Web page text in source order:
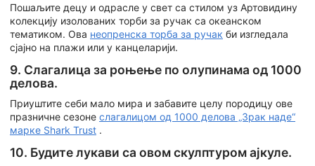
Пошаљите децу и одрасле у свет са стилом уз Артовидину
колекцију изолованих торби за ручак са океанском
тематиком. Ова неопренска торба за ручак би изгледала
сјајно на плажи или у канцеларији.
9. Слагалица за роњење по олупинама од 1000
делова.
Приуштите себи мало мира и забавите целу породицу ове
празничне сезоне слагалицом од 1000 делова „Зрак наде“
марке Shark Trust .
10. Будите лукави са овом скулптуром ајкуле.